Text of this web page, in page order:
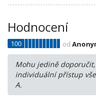
Hodnocení
100 od
Mohu jedině
individuální přístup
A.